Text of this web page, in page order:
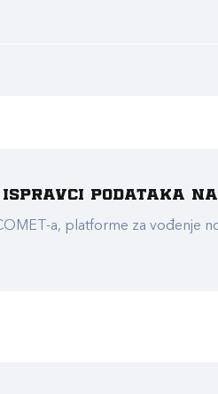
podataka na
a, platforme za vođenje